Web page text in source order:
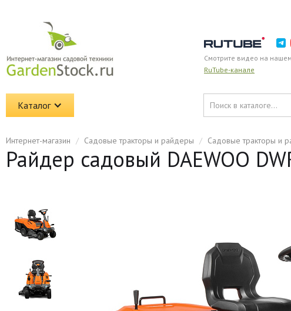
Смотрите видео на
RuTube-канале
Каталог
Интернет-магазин / Садовые тракторы и райдеры / Садовые тракторы и
Райдер садовый DAEWOO